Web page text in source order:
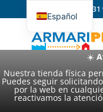
☀️
Nuestra tienda física
Puedes seguir
por la web en
reactivamos la
93 357
Español
Català